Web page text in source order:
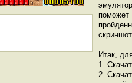
поможет
Итак,
1.
2.